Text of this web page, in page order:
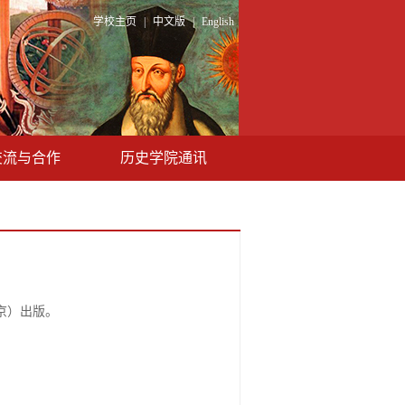
学校主页 | 中文版 | English
流与合作 历史学院通讯
出版。